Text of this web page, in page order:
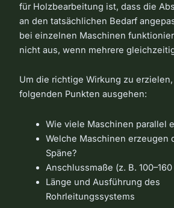
für Holzbearbeitung ist, dass die
an den tatsächlichen Bedarf
bei einzelnen Maschinen
nicht aus, wenn mehrere
Um die richtige Wirkung zu
folgenden Punkten ausgehen:
Wie viele Maschinen parallel
Welche Maschinen erzeugen
Späne?
Anschlussmaße (z. B.
Länge und Ausführung des
Rohrleitungssystems